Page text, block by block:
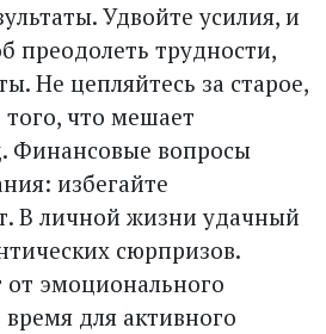
Удвойте усилия, и
преодолеть трудности,
Не цепляйтесь за старое,
того, что мешает
Финансовые вопросы
избегайте
В личной жизни удачный
сюрпризов.
от эмоционального
для активного